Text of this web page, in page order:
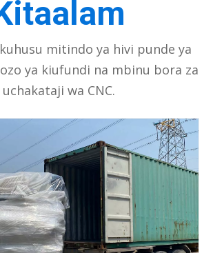
mitindo ya hivi punde ya
ya kiufundi na mbinu bora za
uchakataji wa CNC.